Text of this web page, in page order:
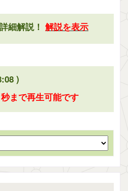
細解説！ 解説を表示
)
まで再生可能です